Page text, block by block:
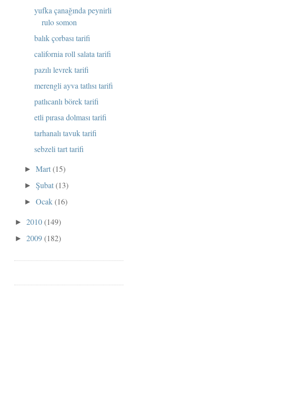
yufka çanağında peynirli
rulo somon
balık çorbası tarifi
california roll salata tarifi
pazılı levrek tarifi
merengli ayva tatlısı tarifi
patlıcanlı börek tarifi
etli pırasa dolması tarifi
tarhanalı tavuk tarifi
sebzeli tart tarifi
►Mart(15)
►Şubat(13)
►Ocak(16)
► 2010(149)
► 2009(182)